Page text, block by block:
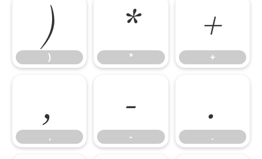
)
)
*
*
+
+
,
,
-
-
.
.